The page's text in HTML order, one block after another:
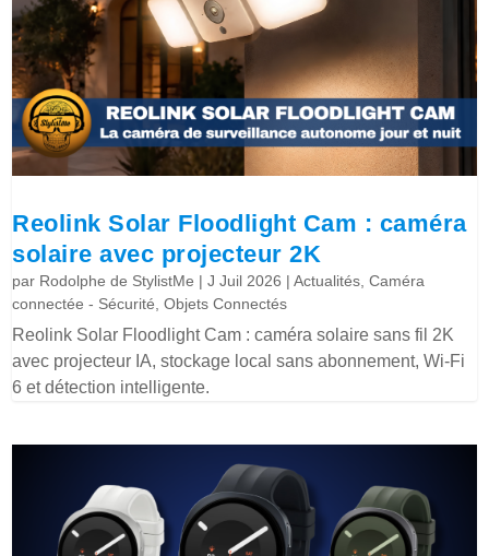
Reolink Solar Floodlight Cam : caméra
solaire avec projecteur 2K
par Rodolphe de StylistMe |J Juil 2026 |Actualités ,Caméra
connectée - Sécurité ,Objets Connectés
Reolink Solar Floodlight Cam : caméra solaire sans fil 2K
avec projecteur IA, stockage local sans abonnement, Wi-Fi
6 et détection intelligente.